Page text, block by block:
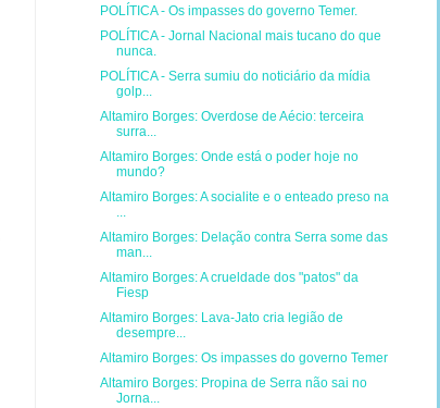
POLÍTICA - Os impasses do governo Temer.
POLÍTICA - Jornal Nacional mais tucano do que
nunca.
POLÍTICA - Serra sumiu do noticiário da mídia
golp...
Altamiro Borges: Overdose de Aécio: terceira
surra...
Altamiro Borges: Onde está o poder hoje no
mundo?
Altamiro Borges: A socialite e o enteado preso na
...
Altamiro Borges: Delação contra Serra some das
man...
Altamiro Borges: A crueldade dos "patos" da
Fiesp
Altamiro Borges: Lava-Jato cria legião de
desempre...
Altamiro Borges: Os impasses do governo Temer
Altamiro Borges: Propina de Serra não sai no
Jorna...